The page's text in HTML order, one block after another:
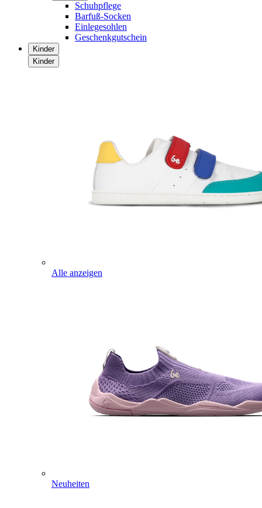
Schuhpflege
Barfuß-Socken
Einlegesohlen
Geschenkgutschein
Kinder
Kinder
Alle anzeigen
Neuheiten